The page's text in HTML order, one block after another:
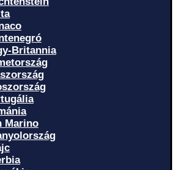
Britannia
Marino